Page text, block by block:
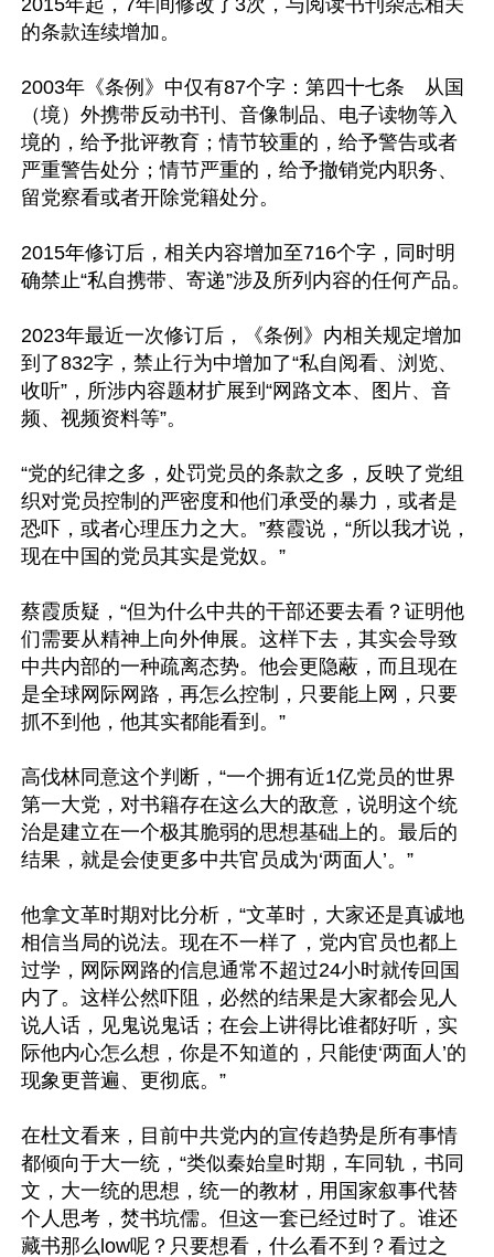
2015年起，7年间修改了3次，与阅读书刊杂志相关
的条款连续增加。
2003年《条例》中仅有87个字：第四十七条　从国
（境）外携带反动书刊、音像制品、电子读物等入
境的，给予批评教育；情节较重的，给予警告或者
严重警告处分；情节严重的，给予撤销党内职务、
留党察看或者开除党籍处分。
2015年修订后，相关内容增加至716个字，同时明
确禁止“私自携带、寄递”涉及所列内容的任何产品。
2023年最近一次修订后，《条例》内相关规定增加
到了832字，禁止行为中增加了“私自阅看、浏览、
收听”，所涉内容题材扩展到“网路文本、图片、音
频、视频资料等”。
“党的纪律之多，处罚党员的条款之多，反映了党组
织对党员控制的严密度和他们承受的暴力，或者是
恐吓，或者心理压力之大。”蔡霞说，“所以我才说，
现在中国的党员其实是党奴。”
蔡霞质疑，“但为什么中共的干部还要去看？证明他
们需要从精神上向外伸展。这样下去，其实会导致
中共内部的一种疏离态势。他会更隐蔽，而且现在
是全球网际网路，再怎么控制，只要能上网，只要
抓不到他，他其实都能看到。”
高伐林同意这个判断，“一个拥有近1亿党员的世界
第一大党，对书籍存在这么大的敌意，说明这个统
治是建立在一个极其脆弱的思想基础上的。最后的
结果，就是会使更多中共官员成为‘两面人’。”
他拿文革时期对比分析，“文革时，大家还是真诚地
相信当局的说法。现在不一样了，党内官员也都上
过学，网际网路的信息通常不超过24小时就传回国
内了。这样公然吓阻，必然的结果是大家都会见人
说人话，见鬼说鬼话；在会上讲得比谁都好听，实
际他内心怎么想，你是不知道的，只能使‘两面人’的
现象更普遍、更彻底。”
在杜文看来，目前中共党内的宣传趋势是所有事情
都倾向于大一统，“类似秦始皇时期，车同轨，书同
文，大一统的思想，统一的教材，用国家叙事代替
个人思考，焚书坑儒。但这一套已经过时了。谁还
藏书那么low呢？只要想看，什么看不到？看过之